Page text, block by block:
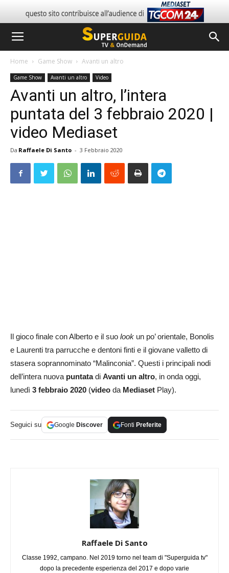
Home Game Show Avanti un altro
Game Show Avanti un altro Video
Avanti un altro, l’intera
puntata del 3 febbraio 2020 |
video Mediaset
Da Raffaele Di Santo - 3 Febbraio 2020
Il gioco finale con Alberto e il suo look un po’ orientale, Bonolis
e Laurenti tra parrucche e dentoni finti e il giovane valletto di
stasera soprannominato “Malinconia”. Questi i principali nodi
dell’intera nuova puntatadi Avanti un altro, in onda oggi,
lunedì 3 febbraio 2020 (video da Mediaset Play).
Seguici su Google Discover Fonti Preferite
Raffaele Di Santo
Classe 1992, campano. Nel 2019 torno nel team di "Superguida tv"
dopo la precedente esperienza del 2017 e dopo varie